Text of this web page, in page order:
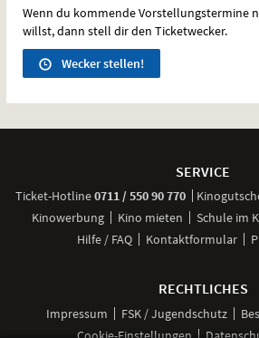
Wenn du kommende Vorstellungstermine
willst, dann stell dir den Ticketwecker.
Wecker stellen!
SERVICE
Ticket-Hotline0711 / 550 90 770anrufen
Kinowerbung
Kino mieten Schule im
Hilfe / FAQ
Kontaktformular
RECHTLICHES
Impressum FSK / Jugendschutz